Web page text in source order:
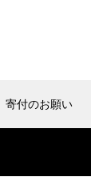
寄付のお願い